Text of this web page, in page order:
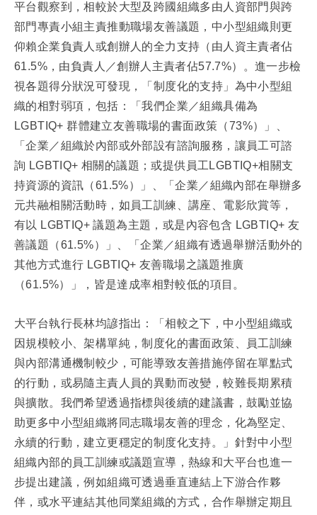
平台觀察到，相較於大型及跨國組織多由人資部門與跨
部門專責小組主責推動職場友善議題，中小型組織則更
仰賴企業負責人或創辦人的全力支持（由人資主責者佔
61.5%，由負責人／創辦人主責者佔57.7%）。進一步檢
視各題得分狀況可發現，「制度化的支持」為中小型組
織的相對弱項，包括：「我們企業／組織具備為
LGBTIQ+ 群體建立友善職場的書面政策（73%）」、
「企業／組織於內部或外部設有諮詢服務，讓員工可諮
詢 LGBTIQ+ 相關的議題；或提供員工LGBTIQ+相關支
持資源的資訊（61.5%）」、「企業／組織內部在舉辦多
元共融相關活動時，如員工訓練、講座、電影欣賞等，
有以 LGBTIQ+ 議題為主題，或是內容包含 LGBTIQ+ 友
善議題（61.5%）」、「企業／組織有透過舉辦活動外的
其他方式進行 LGBTIQ+ 友善職場之議題推廣
（61.5%）」，皆是達成率相對較低的項目。
大平台執行長林均諺指出：「相較之下，中小型組織或
因規模較小、架構單純，制度化的書面政策、員工訓練
與內部溝通機制較少，可能導致友善措施停留在單點式
的行動，或易隨主責人員的異動而改變，較難長期累積
與擴散。我們希望透過指標與後續的建議書，鼓勵並協
助更多中小型組織將同志職場友善的理念，化為堅定、
永續的行動，建立更穩定的制度化支持。」針對中小型
組織內部的員工訓練或議題宣導，熱線和大平台也進一
步提出建議，例如組織可透過垂直連結上下游合作夥
伴，或水平連結其他同業組織的方式，合作舉辦定期且